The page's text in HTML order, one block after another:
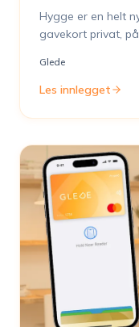
Hygge er en helt
gavekort privat,
Glede
Les innlegget